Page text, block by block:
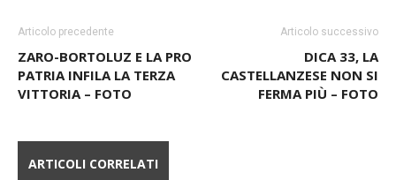
Articolo precedente
ZARO-BORTOLUZ E LA PRO
PATRIA INFILA LA TERZA
VITTORIA – FOTO
Articolo successivo
DICA 33, LA
CASTELLANZESE NON SI
FERMA PIÙ – FOTO
ARTICOLI CORRELATI